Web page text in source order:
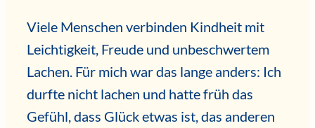
Viele Menschen verbinden Kindheit mit
Leichtigkeit, Freude und unbeschwertem
Lachen. Für mich war das lange anders: Ich
durfte nicht lachen und hatte früh das
Gefühl, dass Glück etwas ist, das anderen